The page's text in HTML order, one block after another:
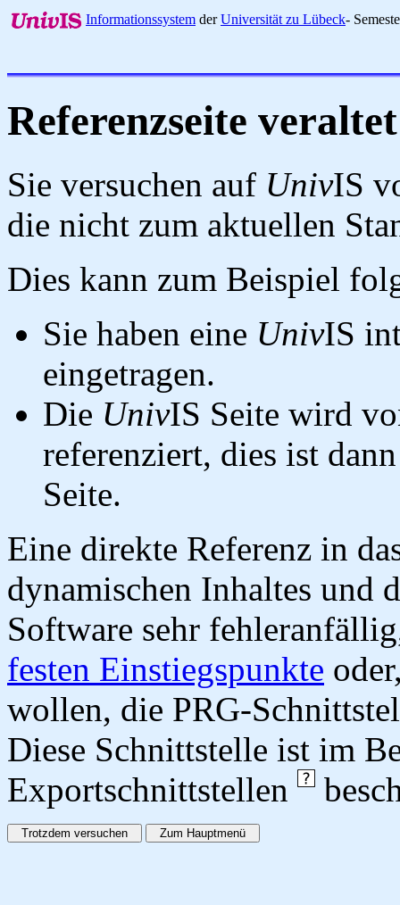
Informationssystem derUniversität zu Lübeck-
Referenzseite veraltet
Sie versuchen auf UnivIS
die nicht zum aktuellen
Dies kann zum Beispiel
Sie haben eine UnivIS
eingetragen.
Die UnivIS Seite wird
referenziert, dies ist
Seite.
Eine direkte Referenz in
dynamischen Inhaltes und
Software sehr
festen Einstiegspunkte
wollen, die PRG-
Diese Schnittstelle ist im
Exportschnittstellen